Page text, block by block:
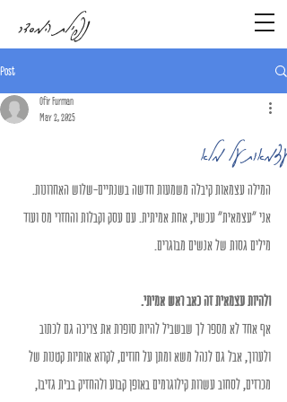
נפילת המסדר
Post
עצמאות על מלא
Ofir Furman
May 2, 2025
המילה עצמאות קיבלה משמעות חדשה בשנתיים-שלוש האחרונות.
אני "עצמאית" עכשיו, אחת אמיתית. עם עסק וקבלות והחזרי מס ועוד
מילים גסות של אנשים מבוגרים.
ולהיות עצמאית זה כאב ראש אמיתי.
אף אחד לא מספר לך שבשביל להיות סופרת את צריכה גם לכתוב
ולערוך, אבל גם לנהל משא ומתן על חוזים, לקרוא אותיות קטנות של
מכרזים, לסחוב עשרות קילוגרמים באופן קבוע ולהחזיק בבית גזיבו,